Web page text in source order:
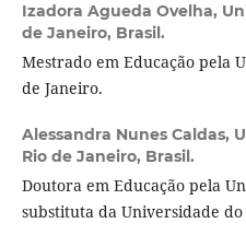
Izadora Agueda Ovelha,
de Janeiro, Brasil.
Mestrado em Educação pela
de Janeiro.
Alessandra Nunes Caldas,
Rio de Janeiro, Brasil.
Doutora em Educação pela
substituta da Universidade do